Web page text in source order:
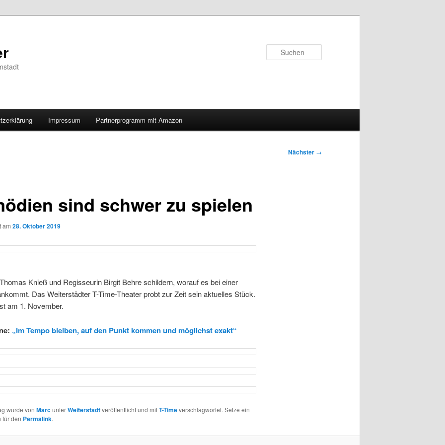
Impressum Partnerprogramm mit Amazon
Nächster →
sind schwer zu spielen
am 28. Oktober 2019
Knieß und Regisseurin Birgit Behre schildern, worauf es bei einer
Das Weiterstädter T-Time-Theater probt zur Zeit sein aktuelles Stück.
am 1. November.
„Im Tempo bleiben, auf den Punkt kommen und möglichst exakt“
wurde von MarcunterWeiterstadtveröffentlicht und mitT-Timeverschlagwortet. Setze ein
für den Permalink.